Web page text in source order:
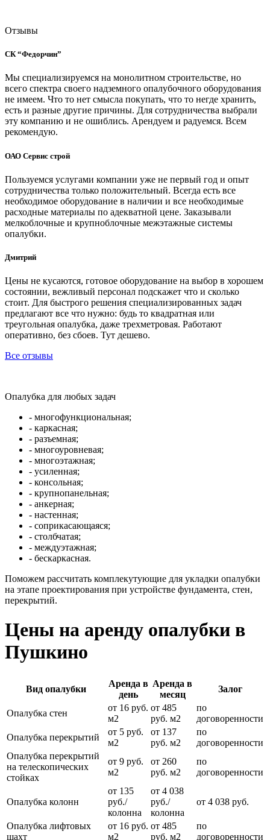
Отзывы
СК “Федорчин”
Мы специализируемся на монолитном строительстве, но
всего спектра своего надземного опалубочного оборудования
не имеем. Что то нет смысла покупать, что то негде хранить,
есть и разные другие причины. Для сотрудничества выбрали
эту компанию и не ошиблись. Арендуем и радуемся. Всем
рекомендую.
ОАО Сервис строй
Пользуемся услугами компании уже не первый год и опыт
сотрудничества только положительный. Всегда есть все
необходимое оборудование в наличии и все необходимые
расходные материалы по адекватной цене. Заказывали
мелкоблочные и крупноблочные межэтажные системы
опалубки.
Дмитрий
Цены не кусаются, готовое оборудование на выбор в хорошем
состоянии, вежливый персонал подскажет что и сколько
стоит. Для быстрого решения специализированных задач
предлагают все что нужно: будь то квадратная или
треугольная опалубка, даже трехметровая. Работают
оперативно, без сбоев. Тут дешево.
Все отзывы
Опалубка для любых задач
- многофункциональная;
- каркасная;
- разъемная;
- многоуровневая;
- многоэтажная;
- усиленная;
- консольная;
- крупнопанельная;
- анкерная;
- настенная;
- соприкасающаяся;
- столбчатая;
- междуэтажная;
- бескаркасная.
Поможем рассчитать комплекутующие для укладки опалубки
на этапе проектирования при устройстве фундамента, стен,
перекрытий.
Цены на аренду опалубки в
Пушкино
Вид опалубки
Аренда в
день
Аренда в
месяц
Залог
Опалубка стен
от 16 руб.
м2
от 485
руб. м2
по
договоренности
Опалубка перекрытий
от 5 руб.
м2
от 137
руб. м2
по
договоренности
Опалубка перекрытий
на телескопических
стойках
от 9 руб.
м2
от 260
руб. м2
по
договоренности
Опалубка колонн
от 135
руб./
колонна
от 4 038
руб./
колонна
от 4 038 руб.
Опалубка лифтовых
шахт
от 16 руб.
м2
от 485
руб. м2
по
договоренности